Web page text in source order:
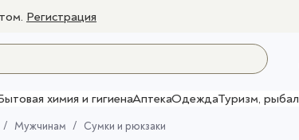
Регистрация
химия и гигиенаАптекаОдеждаТуризм,
Мужчинам Сумки и рюкзаки